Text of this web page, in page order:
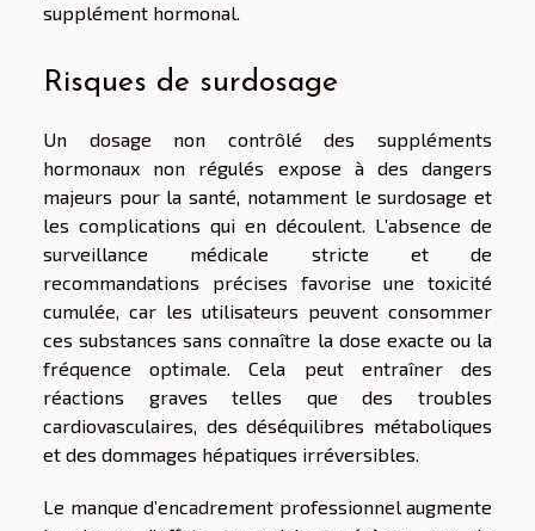
supplément hormonal.
Risques de surdosage
Un dosage non contrôlé des suppléments
hormonaux non régulés expose à des dangers
majeurs pour la santé, notamment le surdosage et
les complications qui en découlent. L’absence de
surveillance médicale stricte et de
recommandations précises favorise une toxicité
cumulée, car les utilisateurs peuvent consommer
ces substances sans connaître la dose exacte ou la
fréquence optimale. Cela peut entraîner des
réactions graves telles que des troubles
cardiovasculaires, des déséquilibres métaboliques
et des dommages hépatiques irréversibles.
Le manque d’encadrement professionnel augmente